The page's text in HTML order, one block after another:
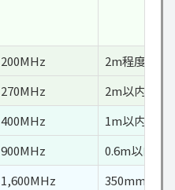
200MHz
2m程度
270MHz
2m以内
400MHz
1m以内
900MHz
0.6m以内
1,600MHz
350mm以内